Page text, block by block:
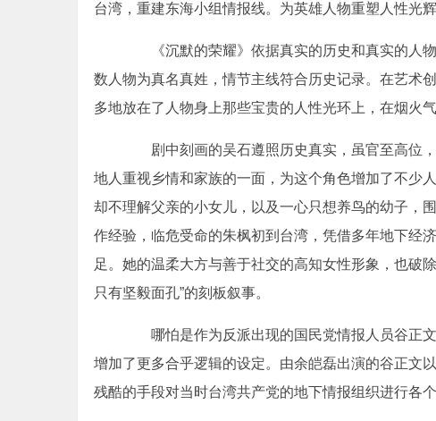
台湾，重建东海小组情报线。为英雄人物重塑人性光辉
《沉默的荣耀》依据真实的历史和真实的人物
数人物为真名真姓，情节主线符合历史记录。在艺术
多地放在了人物身上那些宝贵的人性光环上，在烟火
剧中刻画的吴石遵照历史真实，虽官至高位，
地人重视乡情和家族的一面，为这个角色增加了不少
却不理解父亲的小女儿，以及一心只想养鸟的幼子，
作经验，临危受命的朱枫初到台湾，凭借多年地下经
足。她的温柔大方与善于社交的高知女性形象，也破
只有坚毅面孔”的刻板叙事。
哪怕是作为反派出现的国民党情报人员谷正文
增加了更多合乎逻辑的设定。由余皑磊出演的谷正文
残酷的手段对当时台湾共产党的地下情报组织进行各个